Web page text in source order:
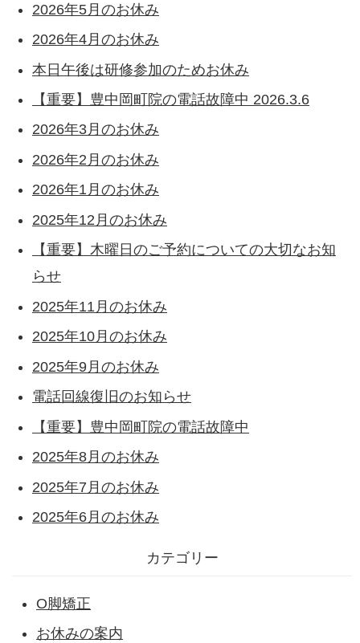
2026年5月のお休み
2026年4月のお休み
本日午後は研修参加のためお休み
【重要】豊中岡町院の電話故障中 2026.3.6
2026年3月のお休み
2026年2月のお休み
2026年1月のお休み
2025年12月のお休み
【重要】木曜日のご予約についての大切なお知
らせ
2025年11月のお休み
2025年10月のお休み
2025年9月のお休み
電話回線復旧のお知らせ
【重要】豊中岡町院の電話故障中
2025年8月のお休み
2025年7月のお休み
2025年6月のお休み
カテゴリー
O脚矯正
お休みの案内